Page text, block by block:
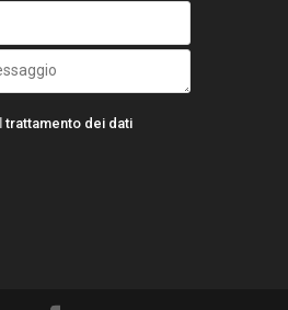
trattamento dei dati